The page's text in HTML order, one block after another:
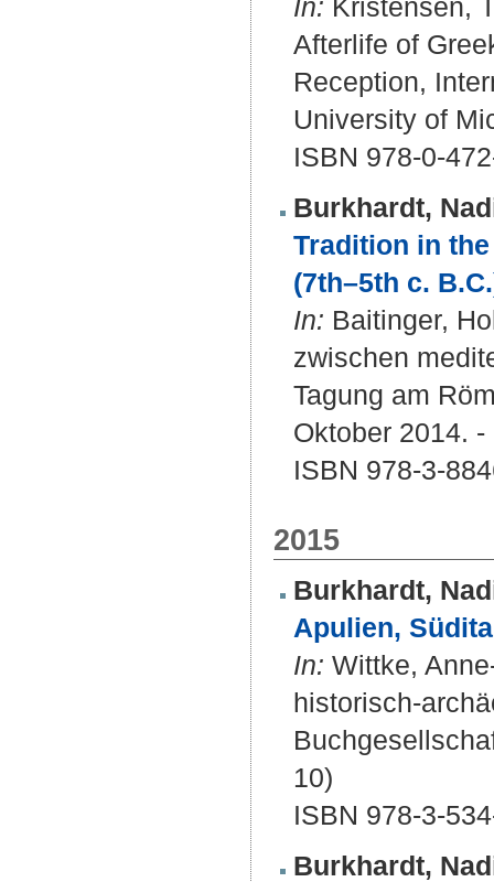
In: Kristensen,
Afterlife of
Reception,
University of
ISBN 978-0-
Burkhardt,
Tradition in
(7th–5th c.
In: Baitinger,
zwischen
Tagung am
Oktober 2014.
ISBN 978-3-
2015
Burkhardt,
Apulien,
In: Wittke,
historisch-
10)
ISBN 978-3-
Burkhardt,